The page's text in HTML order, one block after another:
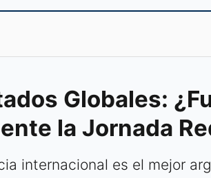
Globales:
la Jornada
internacional es el mejor